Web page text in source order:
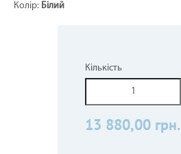
Колір: Білий
Кількість
13 880,00 грн.